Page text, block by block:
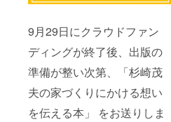
9月29日にクラウドファン
ディングが終了後、出版の
準備が整い次第、「杉崎茂
夫の家づくりにかける想い
を伝える本」 をお送りしま